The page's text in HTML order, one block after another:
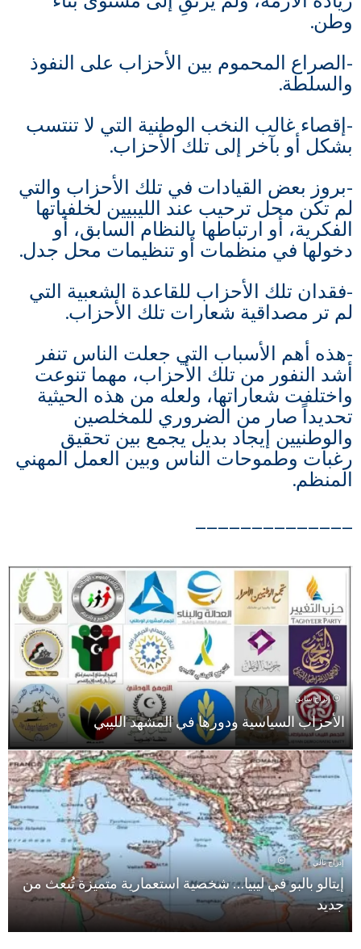
وطن.
-الصراع المحموم بين الأحزاب على النفوذ
والسلطة.
-إقصاء غالب النخب الوطنية التي لا تنتسب
بشكل أو بآخر إلى تلك الأحزاب.
-بروز بعض القيادات في تلك الأحزاب والتي
لم تكن محل ترحيب عند الليبيين لخلفياتها
الفكرية، أو ارتباطها بالنظام السابق، أو
دخولها في منظمات أو تنظيمات محل جدل.
-فقدان تلك الأحزاب للقاعدة الشعبية التي
لم تر مصداقية شعارات تلك الأحزاب.
-هذه أهم الأسباب التي جعلت الناس تنفر
أشد النفور من تلك الأحزاب، مهما تنوعت
واختلفت شعاراتها، ولعله من هذه الحيثية
تحديداً صار من الضروري للمخلصين
والوطنيين إيجاد بديل يجمع بين تحقيق
رغبات وطموحات الناس وبين العمل المهني
المنظم.
______________
إدراج سابق
الأحزاب السياسية ودورها في المشهد الليبي
إدراج تالي
إيتالو بالبو في ليبيا… شخصية استعمارية متميزة تُبعث من
جديد